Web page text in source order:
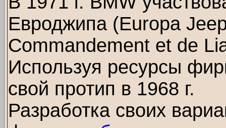
Евроджипа (Europa
Commandement et de
Используя ресурсы
свой протип в 1968 г.
Разработка своих